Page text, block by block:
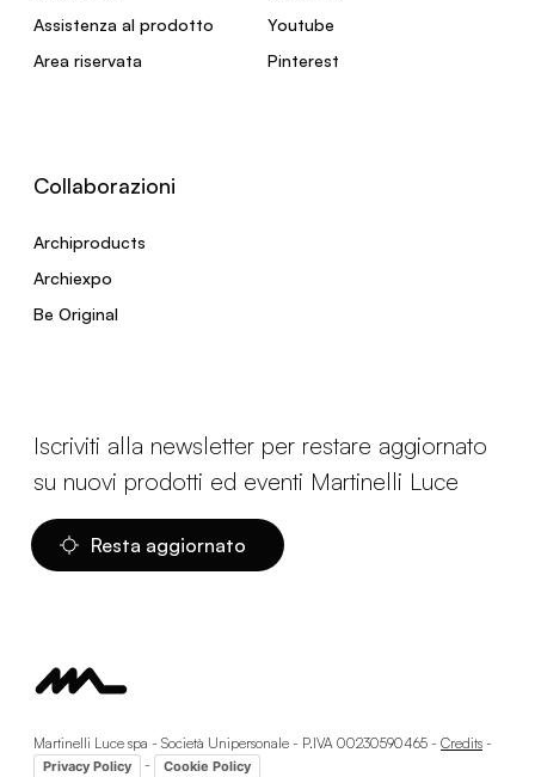
Assistenza al prodotto
Area riservata
Youtube
Pinterest
Collaborazioni
Archiproducts
Archiexpo
Be Original
Iscriviti alla newsletter per restare aggiornato
su nuovi prodotti ed eventi Martinelli Luce
Resta aggiornato
Martinelli Luce spa - Società Unipersonale - P.IVA 00230590465 - Credits -
Privacy Policy - Cookie Policy